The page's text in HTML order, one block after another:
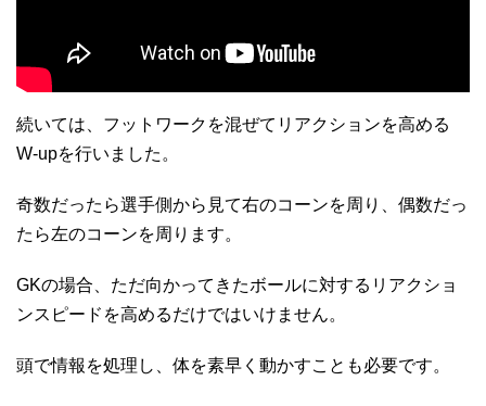
続いては、フットワークを混ぜてリアクションを高める
W-upを行いました。
奇数だったら選手側から見て右のコーンを周り、偶数だっ
たら左のコーンを周ります。
GKの場合、ただ向かってきたボールに対するリアクショ
ンスピードを高めるだけではいけません。
頭で情報を処理し、体を素早く動かすことも必要です。